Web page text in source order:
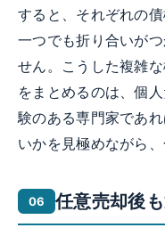
すると、それぞれの
一つでも折り合いが
せん。こうした複雑
をまとめるのは、個
験のある専門家であ
いかを見極めながら
任意売却後